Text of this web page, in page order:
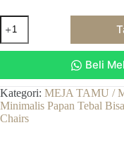
Kuantitas
Meja
Tamu
Tebal
Bisa
Dijadikan
Bangku
Beli
Kategori: MEJA TAMU /
Minimalis Papan Tebal
Chairs